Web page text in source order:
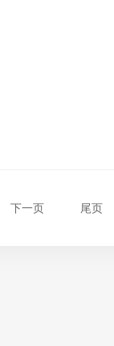
下一页 尾页